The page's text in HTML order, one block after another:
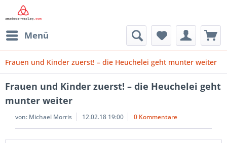
Menü
Frauen und Kinder zuerst! – die Heuchelei geht munter weiter
Frauen und Kinder zuerst! – die Heuchelei geht
munter weiter
von: Michael Morris 12.02.18 19:00 0 Kommentare